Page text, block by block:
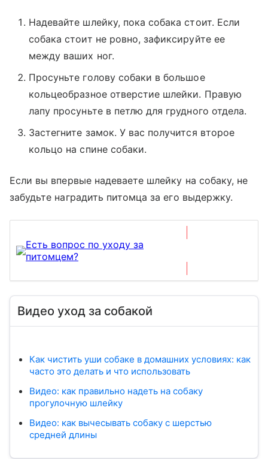
Надевайте шлейку, пока собака стоит. Если
собака стоит не ровно, зафиксируйте ее
между ваших ног.
Просуньте голову собаки в большое
кольцеобразное отверстие шлейки. Правую
лапу просуньте в петлю для грудного отдела.
Застегните замок. У вас получится второе
кольцо на спине собаки.
Если вы впервые надеваете шлейку на собаку, не
забудьте наградить питомца за его выдержку.
Есть вопрос по уходу за
питомцем?
Видео уход за собакой
Как чистить уши собаке в домашних условиях: как
часто это делать и что использовать
Видео: как правильно надеть на собаку
прогулочную шлейку
Видео: как вычесывать собаку с шерстью
средней длины